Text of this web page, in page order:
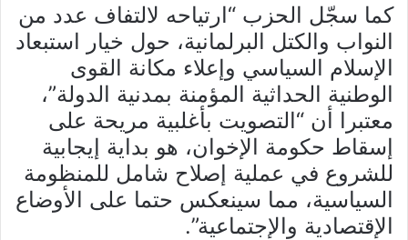
كما سجّل الحزب “ارتياحه لالتفاف عدد من
النواب والكتل البرلمانية، حول خيار استبعاد
الإسلام السياسي وإعلاء مكانة القوى
الوطنية الحداثية المؤمنة بمدنية الدولة”،
معتبرا أن “التصويت بأغلبية مريحة على
إسقاط حكومة الإخوان، هو بداية إيجابية
للشروع في عملية إصلاح شامل للمنظومة
السياسية، مما سينعكس حتما على الأوضاع
الإقتصادية والإجتماعية”.